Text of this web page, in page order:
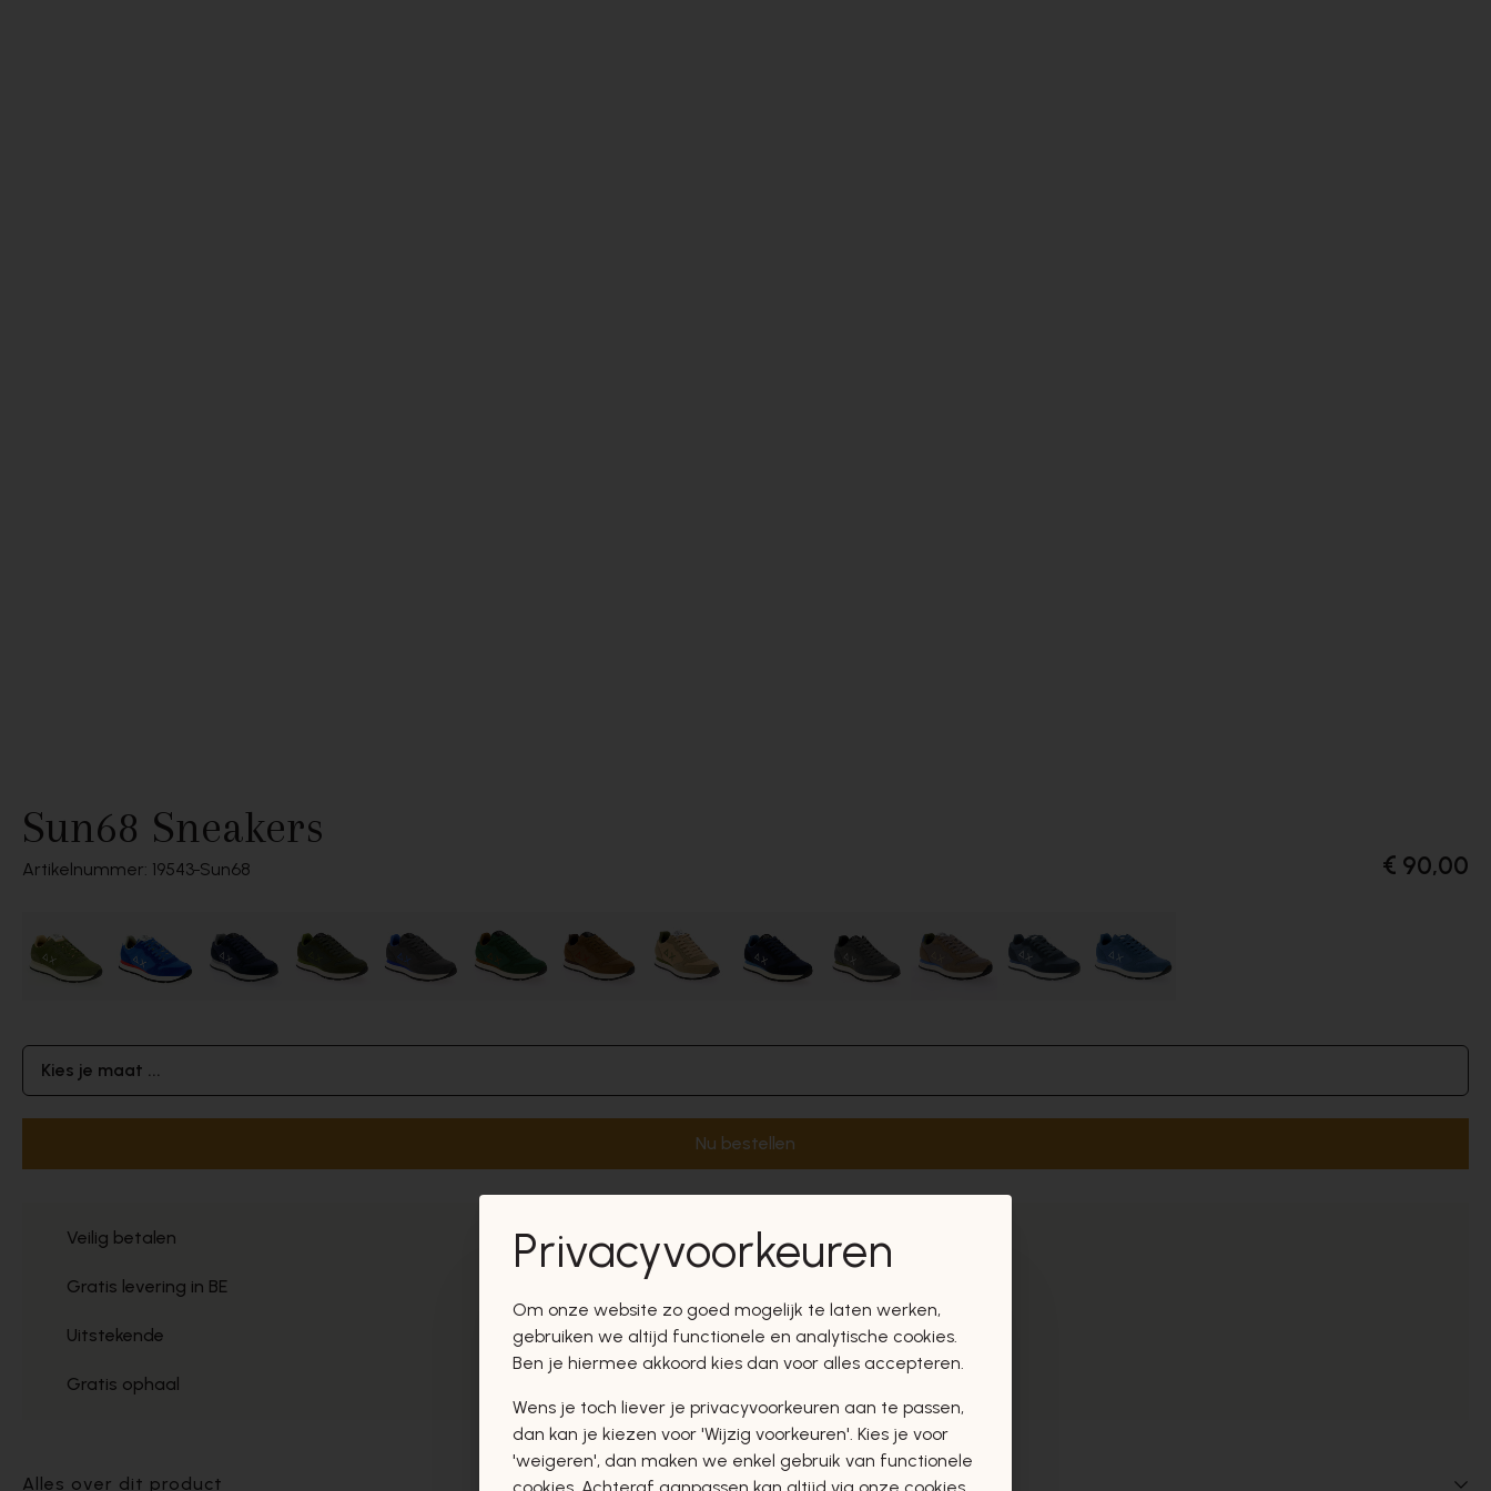
Sun68 Sneakers
Artikelnummer: 19543 Sun68 € 90,00
Kies je maat ...
Nu bestellen
Veilig betalen
Gratis levering in BE
Uitstekende
Gratis ophaal
Alles over dit product
Privacyvoorkeuren
Om onze website zo goed mogelijk te laten werken,
gebruiken we altijd functionele en analytische cookies.
Ben je hiermee akkoord kies dan voor alles accepteren.
Wens je toch liever je privacyvoorkeuren aan te passen,
dan kan je kiezen voor 'Wijzig voorkeuren'. Kies je voor
'weigeren', dan maken we enkel gebruik van functionele
cookies. Achteraf aanpassen kan altijd via onze cookies